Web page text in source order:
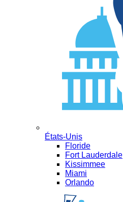
États-Unis
Floride
Fort Lauderdale
Kissimmee
Miami
Orlando